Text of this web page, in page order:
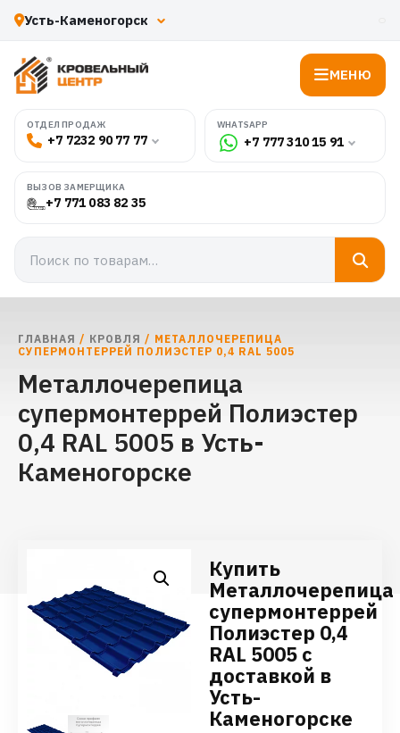
МЕНЮ
ОТДЕЛ ПРОДАЖ
+7 7232 90 77 77
WHATSAPP
+7 777 310 15 91
ВЫЗОВ ЗАМЕРЩИКА
+7 771 083 82 35
ГЛАВНАЯ / КРОВЛЯ / МЕТАЛЛОЧЕРЕПИЦА
СУПЕРМОНТЕРРЕЙ ПОЛИЭСТЕР 0,4 RAL 5005
Металлочерепица
супермонтеррей Полиэстер
0,4 RAL 5005 в Усть-
Каменогорске
Купить
Металлочерепица
супермонтеррей
Полиэстер 0,4
RAL 5005 с
доставкой в
Усть-
Каменогорске